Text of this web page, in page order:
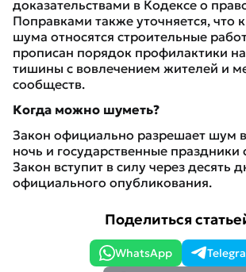
доказательствами в Кодексе о
Поправками также уточняется, что
шума относятся строительные
прописан порядок профилактики
тишины с вовлечением жителей и
сообществ.
Когда можно шуметь?
Закон официально разрешает шум
ночь и государственные
Закон вступит в силу через десять
официального опубликования.
Поделиться
WhatsApp